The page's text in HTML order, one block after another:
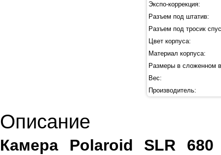
Экспо-коррекция:
Разъем под штатив:
Разъем под тросик
Цвет корпуса:
Материал корпуса:
Размеры в сложенном
Вес:
Производитель:
Описание
Камера Polaroid SLR 680